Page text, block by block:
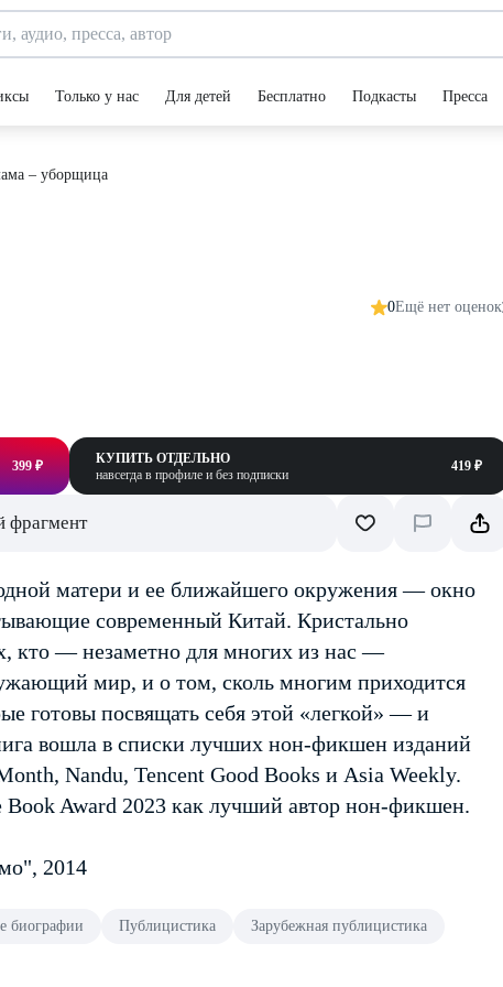
Только у нас Для детей Бесплатно Подкасты Пресса
– уборщица
0Ещё нет оценок
399 ₽
КУПИТЬ ОТДЕЛЬНО
навсегда в профиле и без подписки
419 ₽
фрагмент
матери и ее ближайшего окружения — окно
современный Китай. Кристально
кто — незаметно для многих из нас —
мир, и о том, сколь многим приходится
готовы посвящать себя этой «легкой» — и
вошла в списки лучших нон-фикшен изданий
Nandu, Tencent Good Books и Asia Weekly.
Award 2023 как лучший автор нон-фикшен.
2014
биографии Публицистика Зарубежная публицистика